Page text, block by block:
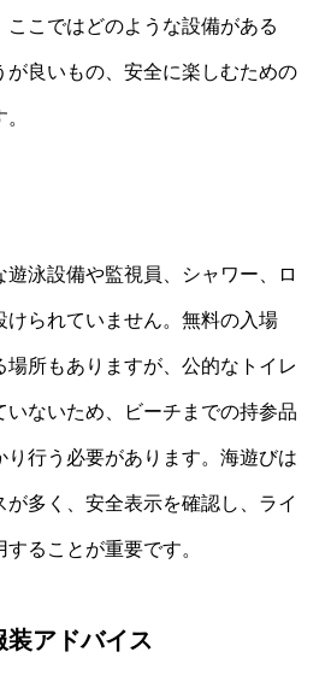
こではどのような設備がある
が良いもの、安全に楽しむための
泳設備や監視員、シャワー、ロ
けられていません。無料の入場
場所もありますが、公的なトイレ
いないため、ビーチまでの持参品
り行う必要があります。海遊びは
が多く、安全表示を確認し、ライ
ることが重要です。
装アドバイス